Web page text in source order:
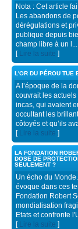
Nota : Cet article
Les abandons de
dérégulations et
publique depuis
champ libre à un l...
[ Lire la suite ]
L'OR DU PÉROU TUE
A l’époque de la
couvrait les
incas, qui avaient
occultant les
côtoyés et qu’ils
[ Lire la suite ]
LA FONDATION
DOSE DE
SEULEMENT ?
Un écho du
évoque dans ces
Fondation Robert
mondialisation
Etats et confronte
[ Lire la suite ]